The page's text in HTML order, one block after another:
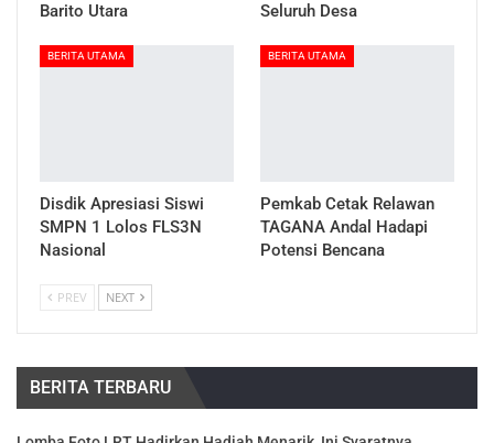
Barito Utara
Seluruh Desa
BERITA UTAMA
Disdik Apresiasi Siswi
SMPN 1 Lolos FLS3N
Nasional
BERITA UTAMA
Pemkab Cetak Relawan
TAGANA Andal Hadapi
Potensi Bencana
PREV NEXT
BERITA TERBARU